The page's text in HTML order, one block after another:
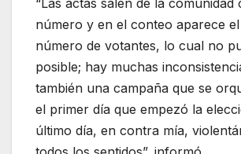
número y en el conteo aparece
número de votantes, lo cual no
posible; hay muchas
también una campaña que se
el primer día que empezó la
último día, en contra mía,